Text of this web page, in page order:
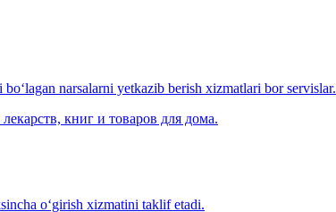
narsalarni yetkazib berish xizmatlari bor servislar.
книг и товаров для дома.
o‘girish xizmatini taklif etadi.